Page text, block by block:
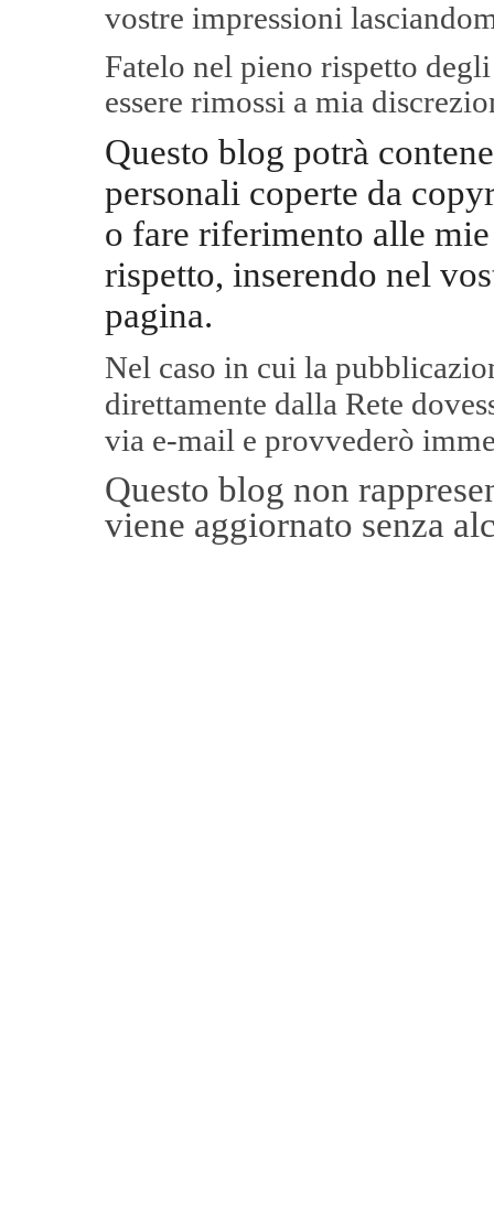
vostre impressioni
Fatelo nel pieno rispetto
essere rimossi a mia
Questo blog potrà
personali coperte da
o fare riferimento alle
rispetto, inserendo nel
pagina.
Nel caso in cui la
direttamente dalla Rete
via e-mail e provvederò
Questo blog non
viene aggiornato senza